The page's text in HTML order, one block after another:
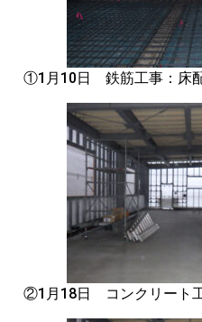
①1月10日 鉄筋工事：床
②1月18日 コンクリート